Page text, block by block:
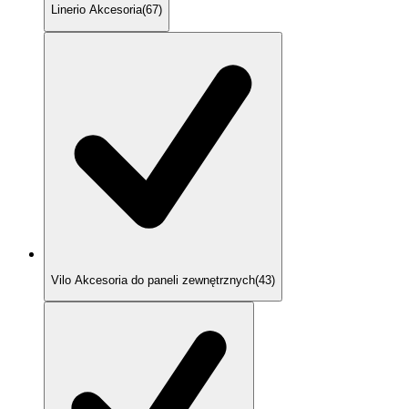
Linerio Akcesoria(67)
Vilo Akcesoria do paneli zewnętrznych(43)